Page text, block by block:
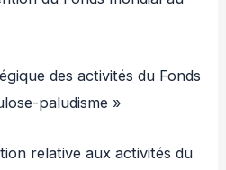
des activités du Fonds
paludisme »
relative aux activités du